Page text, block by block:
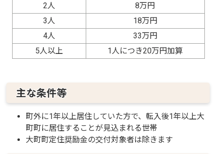
2人
8万円
3人
18万円
4人
33万円
5人以上
1人につき20万円加算
主な条件等
町外に1年以上居住していた方で、転入後1年以上大
町町に居住することが見込まれる世帯
大町町定住奨励金の交付対象者は除きます